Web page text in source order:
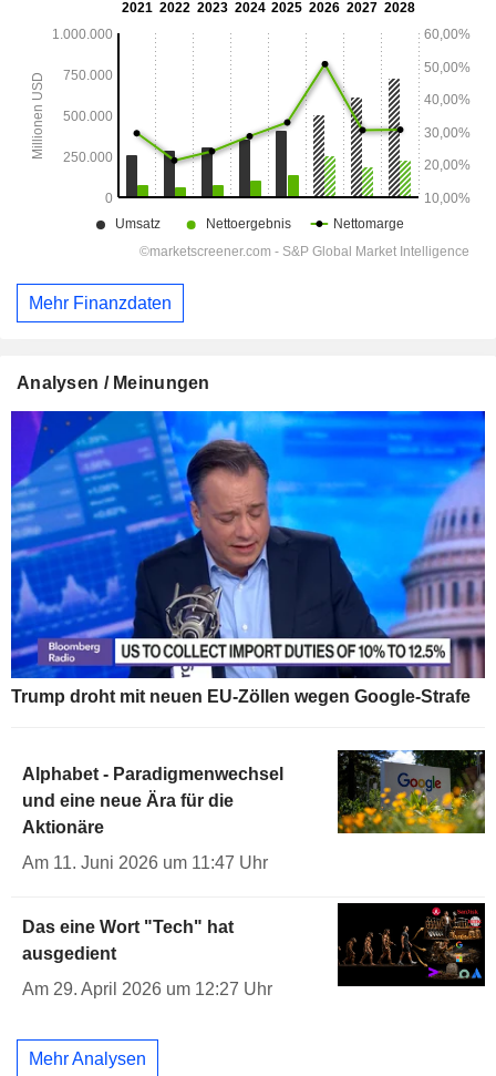
Mehr Finanzdaten
Analysen / Meinungen
Trump droht mit neuen EU-Zöllen wegen Google-Strafe
Alphabet - Paradigmenwechsel
und eine neue Ära für die
Aktionäre
Am 11. Juni 2026 um 11:47 Uhr
Das eine Wort "Tech" hat
ausgedient
Am 29. April 2026 um 12:27 Uhr
Mehr Analysen